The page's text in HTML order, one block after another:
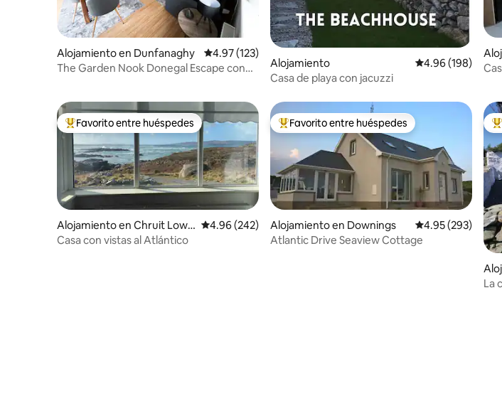
Alojamiento en Dunfanaghy Calificación promedio: 4.97 de 5, 123 reseñas
4.97 (123)
The Garden Nook Donegal Escape con
Alojamiento Calificación
4.96 (198)
Casa de playa con jacuzzi
Favorito entre huéspedes preferido
Favorito entre huéspedes
Alojamiento en Chruit Lowe
r Kincasslagh
Calificación promedio: 4.96 de 5, 242 reseñas
4.96 (242)
Casa con vistas al Atlántico
Favorito entre huéspedes preferido
Favorito entre huéspedes
Alojamiento en Downings Calificación
4.95 (293)
Atlantic Drive Seaview Cottage
La